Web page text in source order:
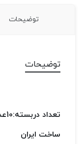
توضیحات
توضیحات
تعداد دربسته:10عدد
ساخت ایران